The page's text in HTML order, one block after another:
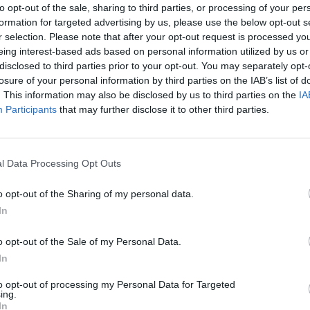
opt-out of the sale, sharing to third parties, or processing of your
for targeted advertising by us, please use the below opt-out
selection. Please note that after your opt-out request is processed
interest-based ads based on personal information utilized by us
to third parties prior to your opt-out. You may separately
of your personal information by third parties on the IAB’s list of
This information may also be disclosed by us to third parties on the
Participants that may further disclose it to other third parties.
Data Processing Opt Outs
opt-out of the Sharing of my personal data.
opt-out of the Sale of my Personal Data.
opt-out of processing my Personal Data for Targeted
znajdziemy szeroki wybór zestawów kosmetycznych idealnych na
w tym:
RÓWNIEŻ: